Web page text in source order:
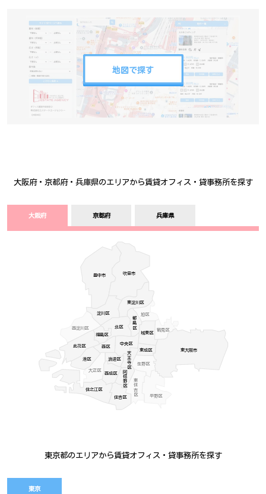
地図で探す
大阪府・京都府・兵庫県のエリアから賃貸オフィス・貸事務所を探す
大阪府 京都府 兵庫県
淀川区
豊中­­­市 吹田市
東淀川区
旭区
都島区
北区
鶴見区
城東区
東成区
生野区
平野区
東住吉区
住吉区
阿倍野区
中央区
天王寺区
浪速区
福島区
西区
西淀川区
此花区
港区
大正区
西成区
住之江区
東大阪市
東京都のエリアから賃貸オフィス・貸事務所を探す
東京